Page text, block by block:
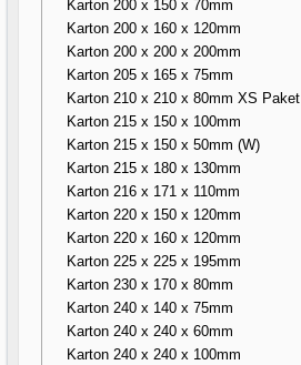
Karton 200 x 150 x 70mm
Karton 200 x 160 x 120mm
Karton 200 x 200 x 200mm
Karton 205 x 165 x 75mm
Karton 210 x 210 x 80mm XS Paket
Karton 215 x 150 x 100mm
Karton 215 x 150 x 50mm (W)
Karton 215 x 180 x 130mm
Karton 216 x 171 x 110mm
Karton 220 x 150 x 120mm
Karton 220 x 160 x 120mm
Karton 225 x 225 x 195mm
Karton 230 x 170 x 80mm
Karton 240 x 140 x 75mm
Karton 240 x 240 x 60mm
Karton 240 x 240 x 100mm